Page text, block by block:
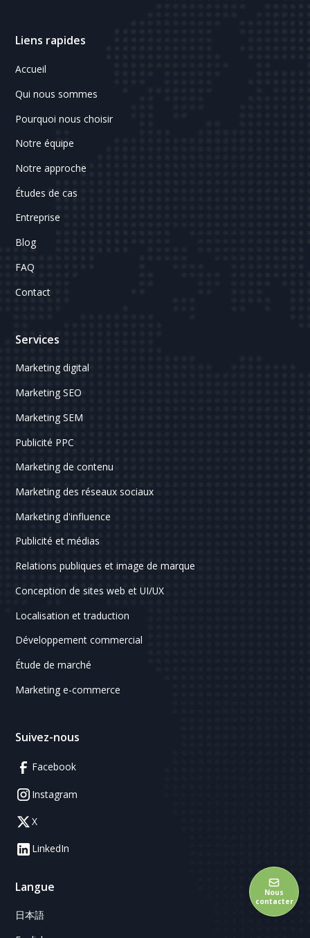
Liens rapides
Accueil
Qui nous sommes
Pourquoi nous choisir
Notre équipe
Notre approche
Études de cas
Entreprise
Blog
FAQ
Contact
Services
Marketing digital
Marketing SEO
Marketing SEM
Publicité PPC
Marketing de contenu
Marketing des réseaux sociaux
Marketing d'influence
Publicité et médias
Relations publiques et image de marque
Conception de sites web et UI/UX
Localisation et traduction
Développement commercial
Étude de marché
Marketing e-commerce
Suivez-nous
Facebook
Instagram
X
LinkedIn
Langue
日本語
Nous
contacter